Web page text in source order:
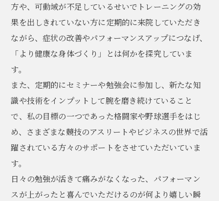
方や、可動域が不足しているせいでトレーニングの効
果を出しきれていない方に定期的に来院していただき
ながら、症状の改善やパフォーマンスアップにつなげ、
「より健康な身体づくり」とは何かを探究していま
す。
また、定期的にセミナーや勉強会に参加し、新たな知
識や技術をインプットして腕を磨き続けていること
で、私の目標の一つであった格闘家や野球選手をはじ
め、さまざまな競技のアスリートやビジネスの世界で活
躍されている方々のサポートをさせていただいていま
す。
日々の勉強が活きて痛みがなくなった、パフォーマン
スが上がったと喜んでいただけるのが何より嬉しい瞬